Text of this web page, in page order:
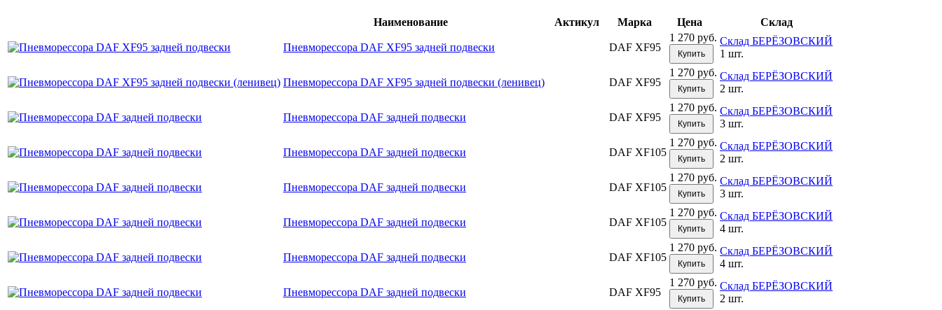
Наименование Актикул Марка Цена Склад
Пневморессора DAF XF95 задней подвески DAF XF95
1 270 руб.
Купить
Склад БЕРЁЗОВСКИЙ
1 шт.
Пневморессора DAF XF95 задней подвески (ленивец) DAF XF95
1 270 руб.
Купить
Склад БЕРЁЗОВСКИЙ
2 шт.
Пневморессора DAF задней подвески DAF XF95
1 270 руб.
Купить
Склад БЕРЁЗОВСКИЙ
3 шт.
Пневморессора DAF задней подвески DAF XF105
1 270 руб.
Купить
Склад БЕРЁЗОВСКИЙ
2 шт.
Пневморессора DAF задней подвески DAF XF105
1 270 руб.
Купить
Склад БЕРЁЗОВСКИЙ
3 шт.
Пневморессора DAF задней подвески DAF XF105
1 270 руб.
Купить
Склад БЕРЁЗОВСКИЙ
4 шт.
Пневморессора DAF задней подвески DAF XF105
1 270 руб.
Купить
Склад БЕРЁЗОВСКИЙ
4 шт.
Пневморессора DAF задней подвески DAF XF95
1 270 руб.
Купить
Склад БЕРЁЗОВСКИЙ
2 шт.